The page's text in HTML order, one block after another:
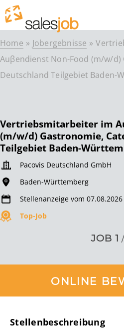
Home Jobergebnisse
Auβendienst Non-Food (m/w/
Deutschland Teilgebiet Baden-
Vertriebsmitarbeiter im
(m/w/d) Gastronomie,
Teilgebiet Baden-
Pacovis Deutschland GmbH
Baden-Württemberg
Stellenanzeige vom 07.08.2026
Top-Job
JOB 1
ONLINE
Stellenbeschreibung